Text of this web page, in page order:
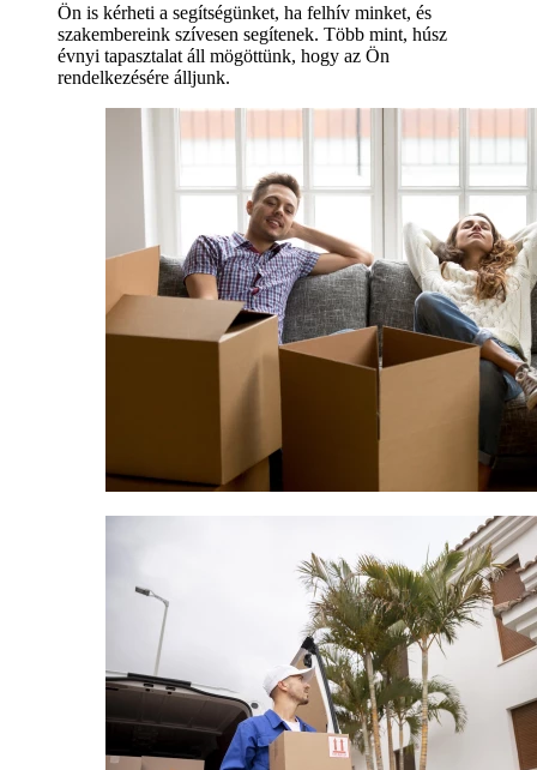
Ön is kérheti a segítségünket, ha felhív minket, és
szakembereink szívesen segítenek. Több mint, húsz
évnyi tapasztalat áll mögöttünk, hogy az Ön
rendelkezésére álljunk.